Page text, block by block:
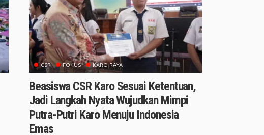
CSR FOKUS KARO RAYA
Beasiswa CSR Karo Sesuai Ketentuan,
Jadi Langkah Nyata Wujudkan Mimpi
Putra-Putri Karo Menuju Indonesia
Emas